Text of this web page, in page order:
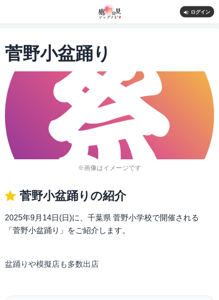
ログイン
菅野小盆踊り
※画像はイメージです
菅野小盆踊りの紹介
2025年9月14日(日)に、千葉県 菅野小学校で開催される
「菅野小盆踊り」をご紹介します。
盆踊りや模擬店も多数出店